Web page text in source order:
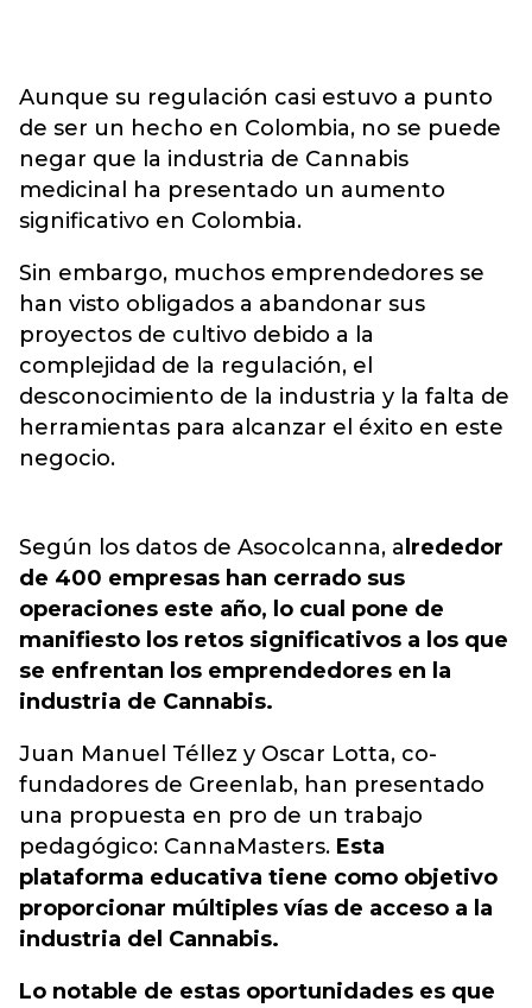
Aunque su regulación casi estuvo a punto
de ser un hecho en Colombia, no se puede
negar que la industria de Cannabis
medicinal ha presentado un aumento
significativo en Colombia.
Sin embargo, muchos emprendedores se
han visto obligados a abandonar sus
proyectos de cultivo debido a la
complejidad de la regulación, el
desconocimiento de la industria y la falta de
herramientas para alcanzar el éxito en este
negocio.
Según los datos de Asocolcanna, a lrededor
de 400 empresas han cerrado sus
operaciones este año, lo cual pone de
manifiesto los retos significativos a los que
se enfrentan los emprendedores en la
industria de Cannabis.
Juan Manuel Téllez y Oscar Lotta, co-
fundadores de Greenlab, han presentado
una propuesta en pro de un trabajo
pedagógico: CannaMasters. Esta
plataforma educativa tiene como objetivo
proporcionar múltiples vías de acceso a la
industria del Cannabis.
Lo notable de estas oportunidades es que